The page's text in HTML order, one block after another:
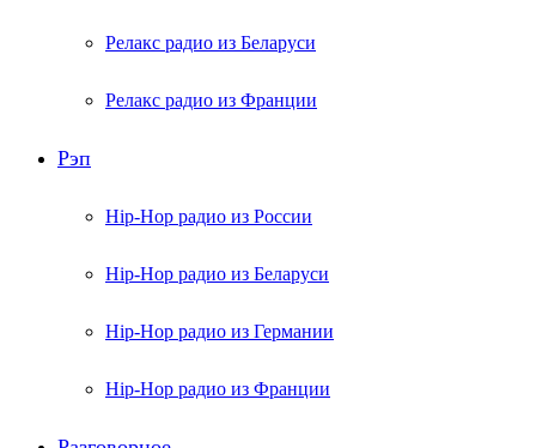
Релакс радио из Беларуси
Релакс радио из Франции
Рэп
Hip-Hop радио из России
Hip-Hop радио из Беларуси
Hip-Hop радио из Германии
Hip-Hop радио из Франции